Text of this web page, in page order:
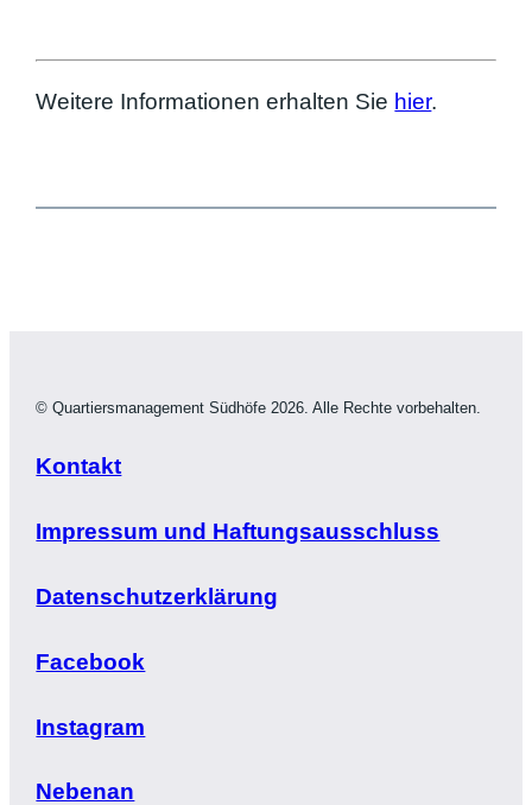
Weitere Informationen erhalten Sie hier.
© Quartiersmanagement Südhöfe 2026. Alle Rechte vorbehalten.
Kontakt
Impressum und Haftungsausschluss
Datenschutzerklärung
Facebook
Instagram
Nebenan